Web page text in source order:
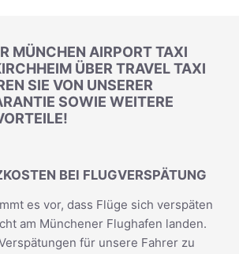
MÜNCHEN AIRPORT TAXI
ÜBER TRAVEL TAXI U
SIE VON UNSERER B
SOWIE WEITERE K
BEI FLUGVERSPÄTUNG
es vor, dass Flüge sich verspäten
am Münchener Flughafen landen.
für unsere Fahrer zu